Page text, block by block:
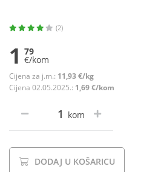
(2)
1 79
€/kom
Cijena za j.m.: 11,93 €/kg
Cijena 02.05.2025.: 1,69 €/kom
kom
DODAJ U KOŠARICU